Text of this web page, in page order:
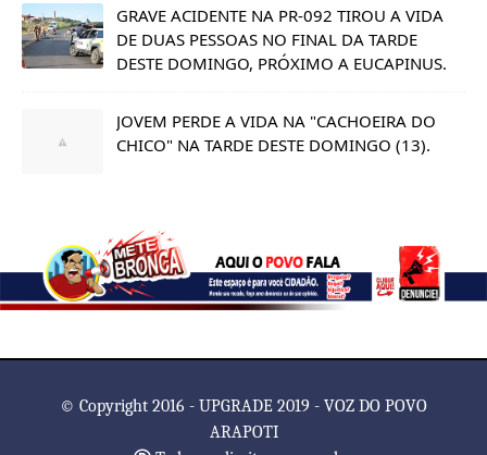
GRAVE ACIDENTE NA PR-092 TIROU A VIDA
DE DUAS PESSOAS NO FINAL DA TARDE
DESTE DOMINGO, PRÓXIMO A EUCAPINUS.
JOVEM PERDE A VIDA NA "CACHOEIRA DO
CHICO" NA TARDE DESTE DOMINGO (13).
© Copyright 2016 - UPGRADE 2019 - VOZ DO POVO
ARAPOTI